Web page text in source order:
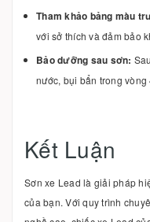
Tham khảo bảng màu
với sở thích và đảm bảo
Bảo dưỡng sau sơn:
nước, bụi bẩn trong
Kết Luận
Sơn xe Lead là giải pháp
của bạn. Với quy trình